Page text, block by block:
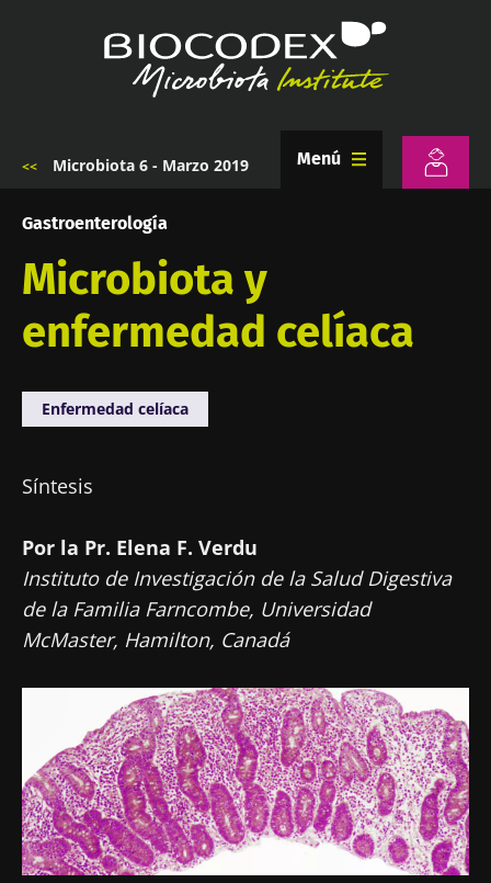
de
a
la
navegación
Microbiota 6 - Marzo 2019 Menú
Gastroenterología
Microbiota y
enfermedad celíaca
Enfermedad celíaca
Síntesis
Por la Pr. Elena F. Verdu
Instituto de Investigación de la Salud Digestiva
de la Familia Farncombe, Universidad
McMaster, Hamilton, Canadá